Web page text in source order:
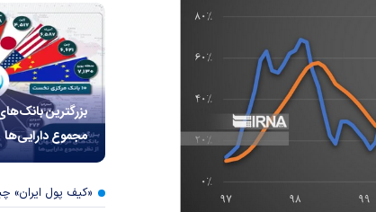
بزرگترین
مجموع دارایی‌ها
«کیف پول ایران»